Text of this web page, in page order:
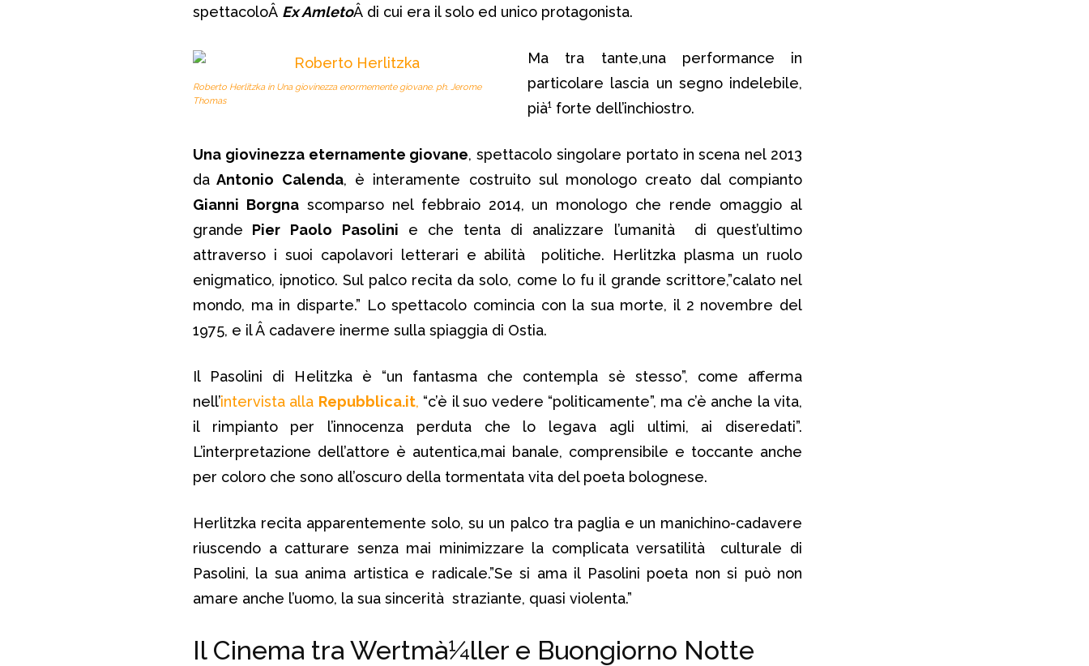
spettacoloÂ Ex AmletoÂ di cui era il solo ed unico protagonista.
Roberto Herlitzka in Una giovinezza enormemente giovane. ph. Jerome
Thomas
Ma tra tante,una performance in
particolare lascia un segno indelebile,
pià¹ forte dell’inchiostro.
Una giovinezza eternamente giovane, spettacolo singolare portato in scena nel 2013
da Antonio Calenda, è interamente costruito sul monologo creato dal compianto
Gianni Borgnascomparso nel febbraio 2014, un monologo che rende omaggio al
grande Pier Paolo Pasolini e che tenta di analizzare l’umanità di quest’ultimo
attraverso i suoi capolavori letterari e abilità politiche. Herlitzka plasma un ruolo
enigmatico, ipnotico. Sul palco recita da solo, come lo fu il grande scrittore,”calato nel
mondo, ma in disparte.” Lo spettacolo comincia con la sua morte, il 2 novembre del
1975, e il Â cadavere inerme sulla spiaggia di Ostia.
Il Pasolini di Helitzka è “un fantasma che contempla sè stesso”, come afferma
nell’intervista alla Repubblica.it, “c’è il suo vedere “politicamente”, ma c’è anche la vita,
il rimpianto per l’innocenza perduta che lo legava agli ultimi, ai diseredati”.
L’interpretazione dell’attore è autentica,mai banale, comprensibile e toccante anche
per coloro che sono all’oscuro della tormentata vita del poeta bolognese.
Herlitzka recita apparentemente solo, su un palco tra paglia e un manichino-cadavere
riuscendo a catturare senza mai minimizzare la complicata versatilità culturale di
Pasolini, la sua anima artistica e radicale.”Se si ama il Pasolini poeta non si può non
amare anche l’uomo, la sua sincerità straziante, quasi violenta.”
Il Cinema tra Wertmà¼ller e Buongiorno Notte